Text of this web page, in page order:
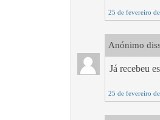
25 de fevereiro
Anónimo
Já recebeu
25 de fevereiro